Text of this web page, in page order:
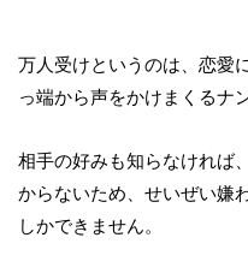
万人受けというのは、恋愛
っ端から声をかけまくるナ
相手の好みも知らなければ
からないため、せいぜい嫌
しかできません。